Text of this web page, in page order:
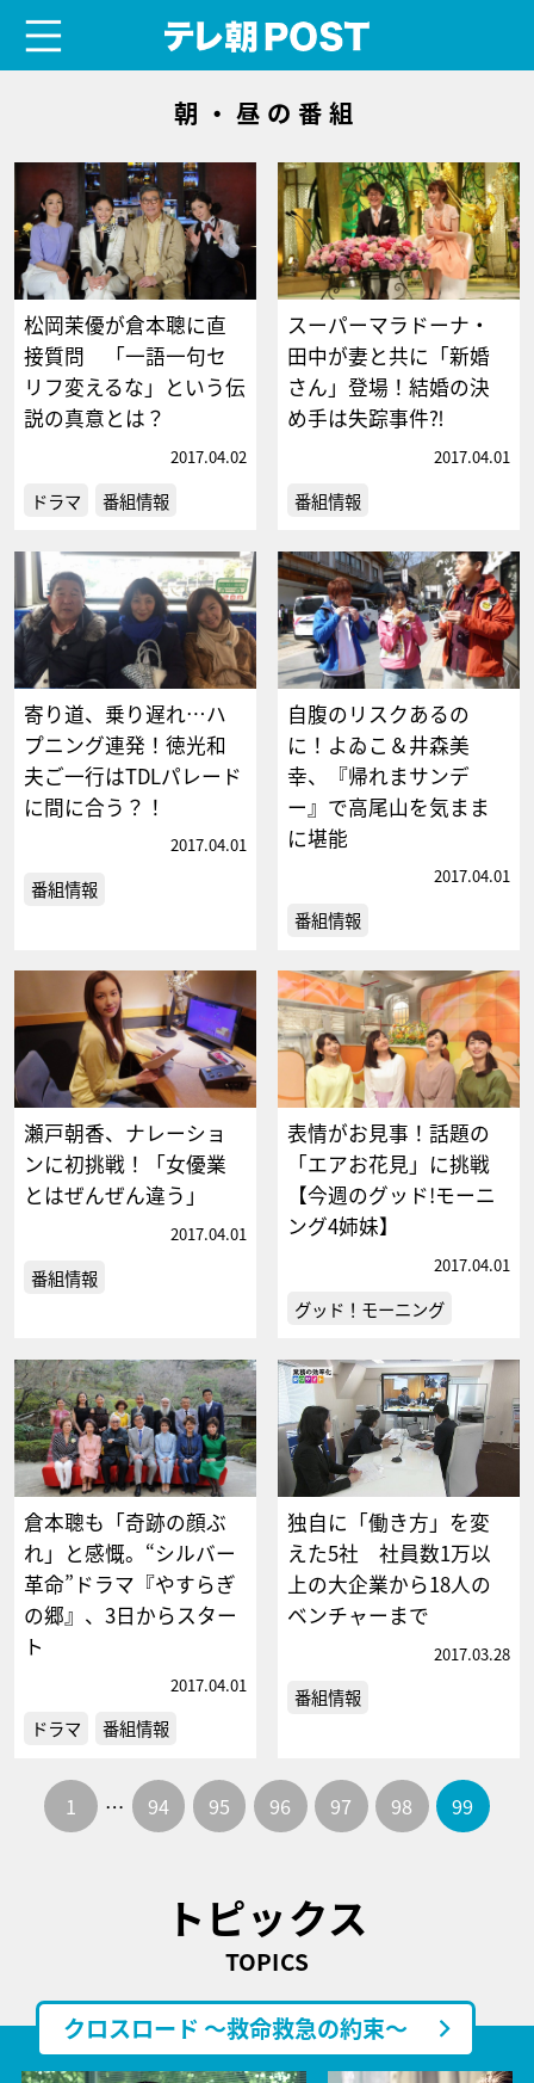
朝・昼の番組
松岡茉優が倉本聰に直
接質問 「一語一句セ
リフ変えるな」という伝
説の真意とは？
2017.04.02
ドラマ 番組情報
スーパーマラドーナ・
田中が妻と共に「新婚
さん」登場！結婚の決
め手は失踪事件⁈
2017.04.01
番組情報
寄り道、乗り遅れ…ハ
プニング連発！徳光和
夫ご一行はTDLパレード
に間に合う？！
2017.04.01
番組情報
自腹のリスクあるの
に！よゐこ＆井森美
幸、『帰れまサンデ
ー』で高尾山を気まま
に堪能
2017.04.01
番組情報
瀬戸朝香、ナレーショ
ンに初挑戦！「女優業
とはぜんぜん違う」
2017.04.01
番組情報
表情がお見事！話題の
「エアお花見」に挑戦
【今週のグッド!モーニ
ング4姉妹】
2017.04.01
グッド！モーニング
倉本聰も「奇跡の顔ぶ
れ」と感慨。“シルバー
革命”ドラマ『やすらぎ
の郷』、3日からスター
ト
2017.04.01
ドラマ 番組情報
独自に「働き方」を変
えた5社 社員数1万以
上の大企業から18人の
ベンチャーまで
2017.03.28
番組情報
1 … 94 95 96 97 98 99
トピックス
TOPICS
クロスロード ～救命救急の約束～